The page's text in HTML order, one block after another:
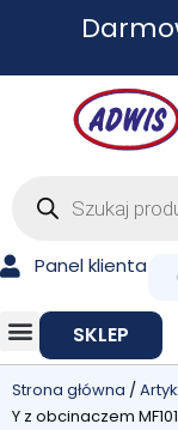
Panel klienta
SKLEP
Strona główna /
Y z obcinaczem